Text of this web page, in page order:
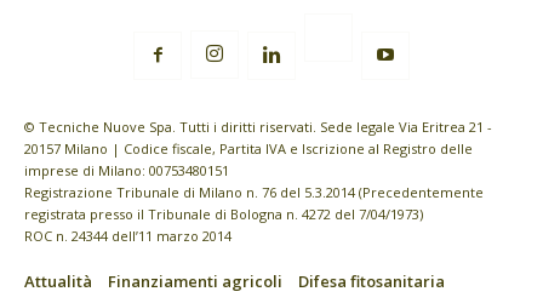
© Tecniche Nuove Spa. Tutti i diritti riservati. Sede legale Via Eritrea 21 -
20157 Milano | Codice fiscale, Partita IVA e Iscrizione al Registro delle
imprese di Milano: 00753480151
Registrazione Tribunale di Milano n. 76 del 5.3.2014 (Precedentemente
registrata presso il Tribunale di Bologna n. 4272 del 7/04/1973)
ROC n. 24344 dell’11 marzo 2014
Attualità Finanziamenti agricoli
Difesa fitosanitaria